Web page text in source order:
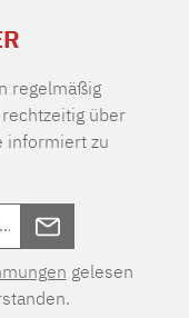
regelmäßig
über
informiert zu
gelesen